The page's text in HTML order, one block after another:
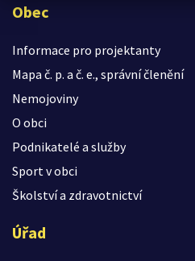
Obec
Informace pro projektanty
Mapa č. p. a č. e., správní členění
Nemojoviny
O obci
Podnikatelé a služby
Sport v obci
Školství a zdravotnictví
Úřad